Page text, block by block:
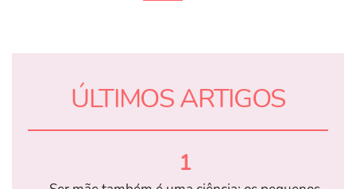
ÚLTIMOS ARTIGOS
1